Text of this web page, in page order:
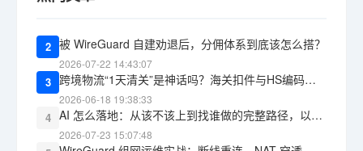
2 被 WireGuard 自建劝退后，分佣体系到底该怎么搭？
2026-07-22 14:43:07
3 跨境物流“1天清关”是神话吗？海关扣件与HS编码报错的教训
2026-06-18 19:38:33
4 AI 怎么落地：从该不该上到找谁做的完整路径，以及 WG包网 能承接什么
2026-07-23 15:07:48